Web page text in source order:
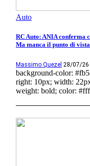
Auto
RC Auto: ANIA conferma
Ma manca il punto di
Massimo Quezel 28/07/26
background-color:
right: 10px; width:
weight: bold; color: